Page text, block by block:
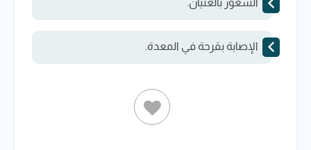
الشعور بالغثيان.
الإصابة بقرحة في المعدة.